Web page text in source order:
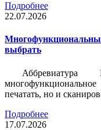
Подробнее
22.07.2026
выбрать
печатать, но и
Подробнее
17.07.2026